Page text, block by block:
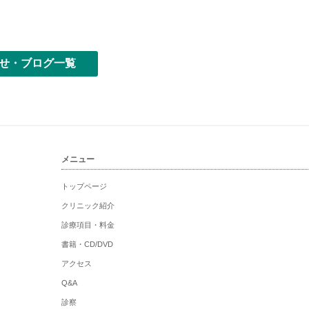
・ブログ一覧
メニュー
トップページ
クリニック紹介
診療項目・料金
書籍・CD/DVD
アクセス
Q&A
診察